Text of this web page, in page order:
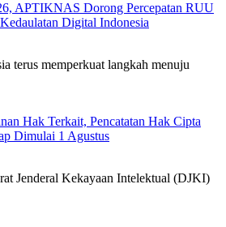
APTIKNAS Dorong Percepatan RUU
Digital Indonesia
terus memperkuat langkah menuju
Hak Terkait, Pencatatan Hak Cipta
Dimulai 1 Agustus
Jenderal Kekayaan Intelektual (DJKI)